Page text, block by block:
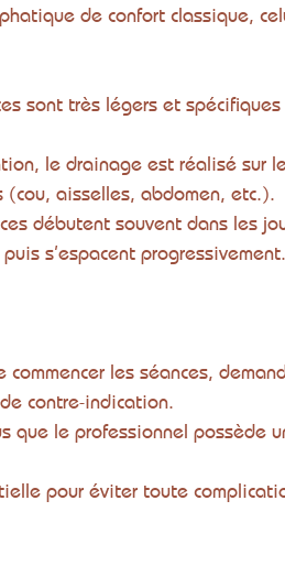
de confort classique,
sont très légers et
le drainage est réalisé sur
aisselles, abdomen, etc.).
débutent souvent dans les
s’espacent progressivement.
commencer les séances,
contre-indication.
que le professionnel possède
pour éviter toute